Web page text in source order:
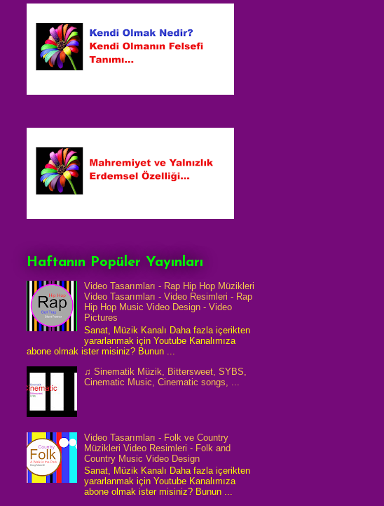
Haftanın Popüler Yayınları
Video Tasarımları - Rap Hip Hop Müzikleri
Video Tasarımları - Video Resimleri - Rap
Hip Hop Music Video Design - Video
Pictures
Sanat, Müzik Kanalı Daha fazla içerikten
yararlanmak için Youtube Kanalımıza
abone olmak ister misiniz? Bunun ...
♫ Sinematik Müzik, Bittersweet, SYBS,
Cinematic Music, Cinematic songs, ...
Video Tasarımları - Folk ve Country
Müzikleri Video Resimleri - Folk and
Country Music Video Design
Sanat, Müzik Kanalı Daha fazla içerikten
yararlanmak için Youtube Kanalımıza
abone olmak ister misiniz? Bunun ...